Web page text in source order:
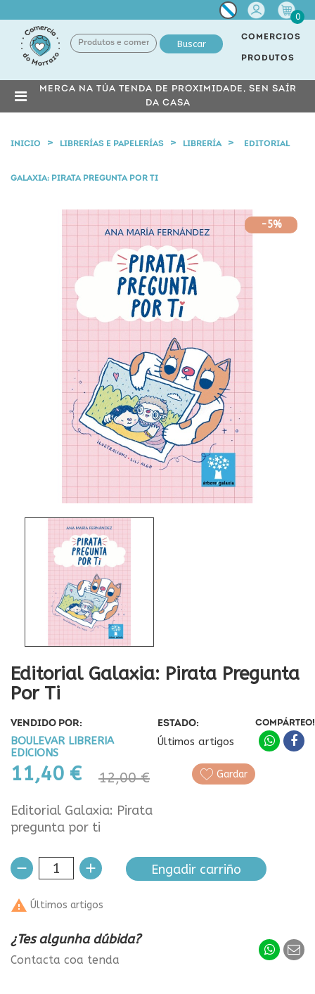
Miña
conta
0
Buscar
COMERCIOS
PRODUTOS
MERCA NA TÚA TENDA DE PROXIMIDADE, SEN SAÍR
DA CASA
INICIO LIBRERÍAS E PAPELERÍAS LIBRERÍA EDITORIAL
GALAXIA: PIRATA PREGUNTA POR TI
-5%
Editorial Galaxia: Pirata Pregunta
Por Ti
VENDIDO POR:
BOULEVAR LIBRERIA
EDICIONS
ESTADO:
Últimos artigos
11,40 € 12,00 €
COMPÁRTEO!
Gardar
Editorial Galaxia: Pirata
pregunta por ti
Engadir carriño
 Últimos artigos
¿Tes algunha dúbida?
Contacta coa tenda